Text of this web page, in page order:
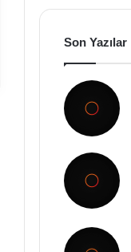
Son Yazılar